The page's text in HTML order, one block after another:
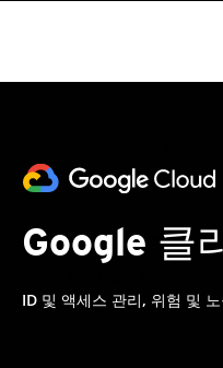
Google 클
ID 및 액세스 관리, 위험 및